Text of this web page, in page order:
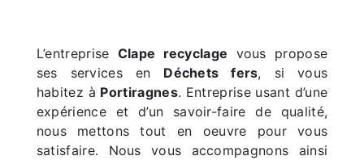
L’entreprise Clape recyclage vous propose
ses services en Déchets fers, si vous
habitez à Portiragnes. Entreprise usant d’une
expérience et d’un savoir-faire de qualité,
nous mettons tout en oeuvre pour vous
satisfaire. Nous vous accompagnons ainsi